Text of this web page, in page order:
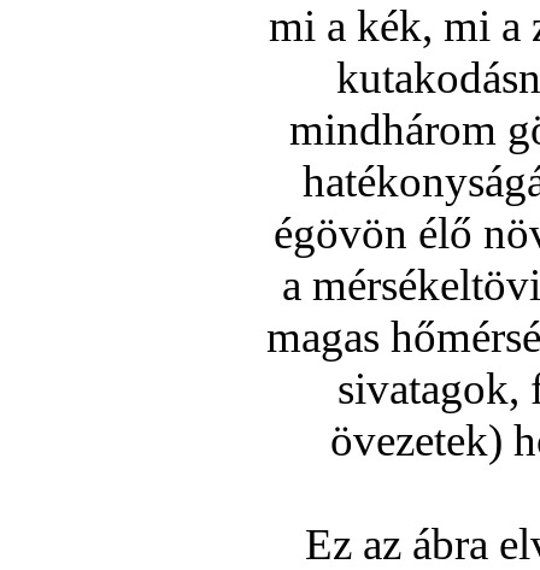
mi a kék, mi a
mindhárom
égövön élő
a
magas
sivatagok,
övezetek)
Ez az ábra